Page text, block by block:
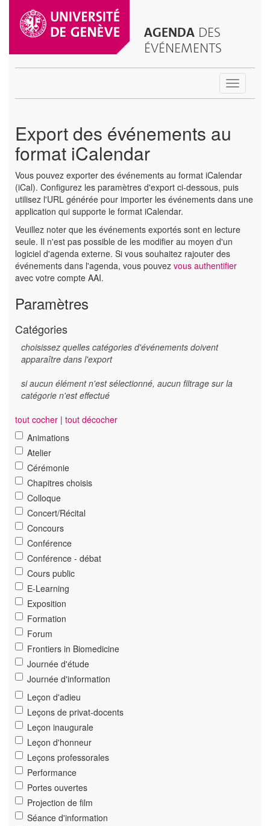
AGENDA DES
ÉVÉNEMENTS
Toggle
Export des événements au
format iCalendar
Vous pouvez exporter des événements au format iCalendar
(iCal). Configurez les paramètres d'export ci-dessous, puis
utilisez l'URL générée pour importer les événements dans une
application qui supporte le format iCalendar.
Veuillez noter que les événements exportés sont en lecture
seule. Il n'est pas possible de les modifier au moyen d'un
logiciel d'agenda externe. Si vous souhaitez rajouter des
événements dans l'agenda, vous pouvez vous authentifier
avec votre compte AAI.
Paramètres
Catégories
choisissez quelles catégories d'événements doivent
apparaître dans l'export
si aucun élément n'est sélectionné, aucun filtrage sur la
catégorie n'est effectué
tout cocher | tout décocher
Animations
Atelier
Cérémonie
Chapitres choisis
Colloque
Concert/Récital
Concours
Conférence
Conférence - débat
Cours public
E-Learning
Exposition
Formation
Forum
Frontiers in Biomedicine
Journée d'étude
Journée d'information
Leçon d'adieu
Leçons de privat-docents
Leçon inaugurale
Leçon d'honneur
Leçons professorales
Performance
Portes ouvertes
Projection de film
Séance d'information